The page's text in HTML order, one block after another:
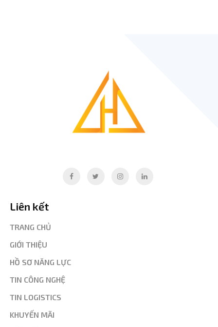
Liên kết
TRANG CHỦ
GIỚI THIỆU
HỒ SƠ NĂNG LỰC
TIN CÔNG NGHỆ
TIN LOGISTICS
KHUYẾN MÃI